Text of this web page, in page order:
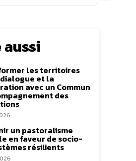
aussi
les territoires
et la
avec un Commun
des
un pastoralisme
en faveur de socio-
résilients